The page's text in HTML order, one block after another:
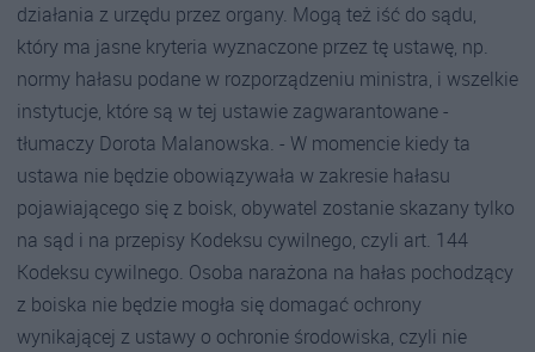
działania z urzędu przez organy. Mogą też iść do sądu,
który ma jasne kryteria wyznaczone przez tę ustawę, np.
normy hałasu podane w rozporządzeniu ministra, i wszelkie
instytucje, które są w tej ustawie zagwarantowane -
tłumaczy Dorota Malanowska. - W momencie kiedy ta
ustawa nie będzie obowiązywała w zakresie hałasu
pojawiającego się z boisk, obywatel zostanie skazany tylko
na sąd i na przepisy Kodeksu cywilnego, czyli art. 144
Kodeksu cywilnego. Osoba narażona na hałas pochodzący
z boiska nie będzie mogła się domagać ochrony
wynikającej z ustawy o ochronie środowiska, czyli nie